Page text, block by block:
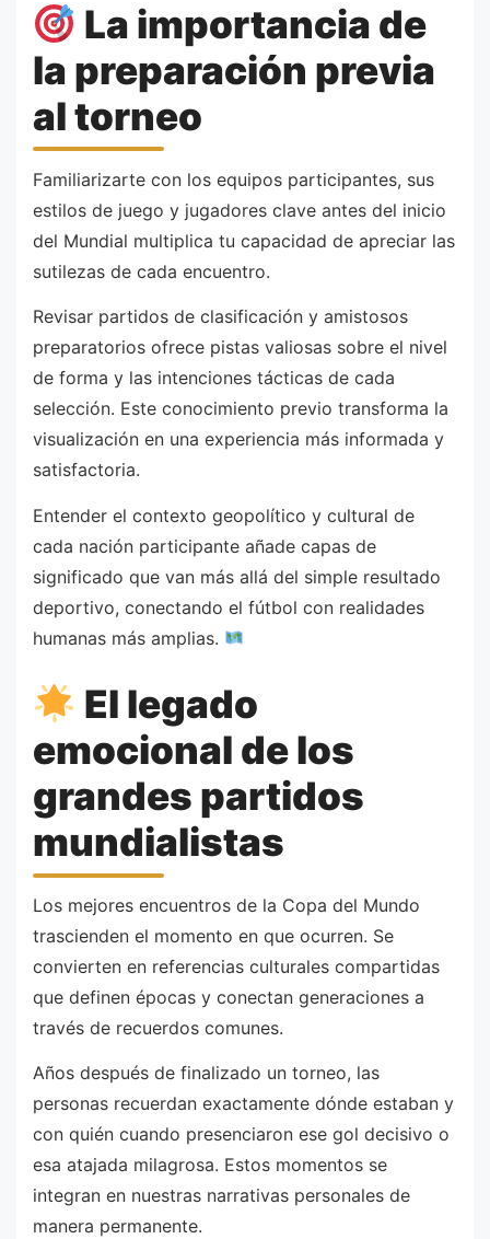
La importancia de
la preparación previa
al torneo
Familiarizarte con los equipos participantes, sus
estilos de juego y jugadores clave antes del inicio
del Mundial multiplica tu capacidad de apreciar las
sutilezas de cada encuentro.
Revisar partidos de clasificación y amistosos
preparatorios ofrece pistas valiosas sobre el nivel
de forma y las intenciones tácticas de cada
selección. Este conocimiento previo transforma la
visualización en una experiencia más informada y
satisfactoria.
Entender el contexto geopolítico y cultural de
cada nación participante añade capas de
significado que van más allá del simple resultado
deportivo, conectando el fútbol con realidades
humanas más amplias.
El legado
emocional de los
grandes partidos
mundialistas
Los mejores encuentros de la Copa del Mundo
trascienden el momento en que ocurren. Se
convierten en referencias culturales compartidas
que definen épocas y conectan generaciones a
través de recuerdos comunes.
Años después de finalizado un torneo, las
personas recuerdan exactamente dónde estaban y
con quién cuando presenciaron ese gol decisivo o
esa atajada milagrosa. Estos momentos se
integran en nuestras narrativas personales de
manera permanente.